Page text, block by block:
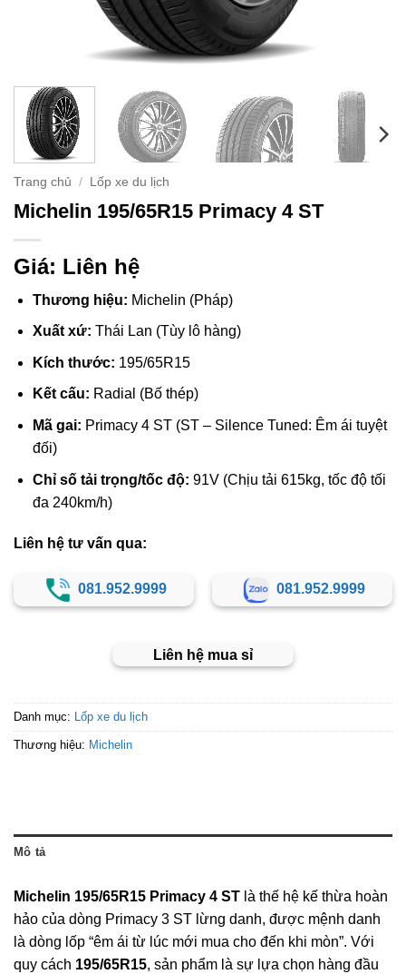
Trang chủ / Lốp xe du lịch
Michelin 195/65R15 Primacy 4 ST
Giá: Liên hệ
Thương hiệu: Michelin (Pháp)
Xuất xứ: Thái Lan (Tùy lô hàng)
Kích thước: 195/65R15
Kết cấu: Radial (Bố thép)
Mã gai: Primacy 4 ST (ST – Silence Tuned: Êm ái tuyệt
đối)
Chỉ số tải trọng/tốc độ: 91V (Chịu tải 615kg, tốc độ tối
đa 240km/h)
Liên hệ tư vấn qua:
081.952.9999 081.952.9999
Liên hệ mua sỉ
Danh mục: Lốp xe du lịch
Thương hiệu: Michelin
Mô tả
Michelin 195/65R15 Primacy 4 ST là thế hệ kế thừa hoàn
hảo của dòng Primacy 3 ST lừng danh, được mệnh danh
là dòng lốp “êm ái từ lúc mới mua cho đến khi mòn”. Với
quy cách 195/65R15, sản phẩm là sự lựa chọn hàng đầu